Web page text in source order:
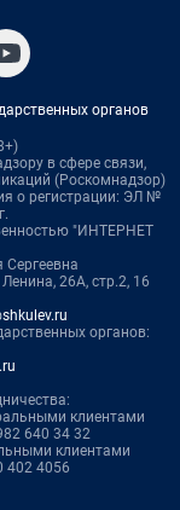
органов
в сфере связи,
(Роскомнадзор)
о регистрации: ЭЛ №
"ИНТЕРНЕТ
26А, стр.2, 16
органов:
клиентами
640 34 32
клиентами
402 4056